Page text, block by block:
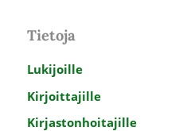
Tietoja
Lukijoille
Kirjoittajille
Kirjastonhoitajille